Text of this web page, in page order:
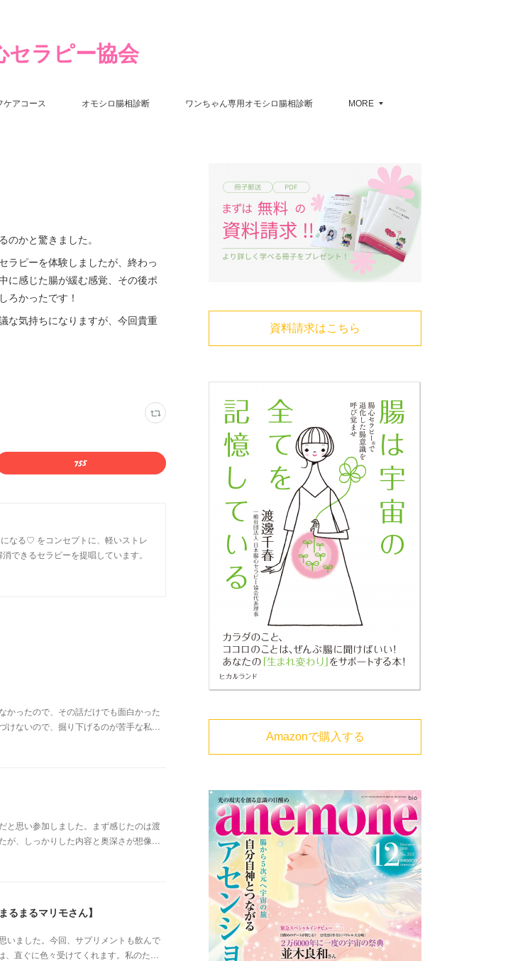
セラピー協会
ケアコース オモシロ腸相診断 ワンちゃん専用オモシロ腸相診断 MORE
かと驚きました。
ラピーを体験しましたが、終わっ
に感じた腸が緩む感覚、その後ポ
ろかったです！
な気持ちになりますが、今回貴重
る♡ をコンセプトに、軽いストレ
できるセラピーを提唱しています。
かったので、その話だけでも面白かった
けないので、掘り下げるのが苦手な私…
と思い参加しました。まず感じたのは渡
が、しっかりした内容と奥深さが想像…
まるマリモさん】
いました。今回、サプリメントも飲んで
直ぐに色々受けてくれます。私のた…
資料請求はこちら
Amazonで購入する